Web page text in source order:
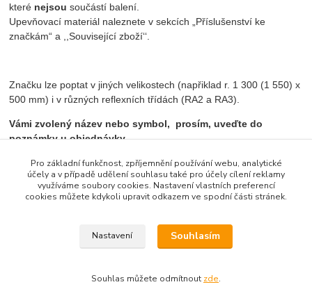
které nejsou součástí balení.
Upevňovací materiál naleznete v sekcích „Příslušenství ke
značkám“ a ,,Související zboží‘‘.
Značku lze poptat v jiných velikostech (napřiklad r. 1 300 (1 550) x
500 mm) i v různých reflexních třídách (RA2 a RA3).
Vámi zvolený název nebo symbol, prosím, uveďte do
poznámky u objednávky.
Zboží zařazeno v kategoriích
Pro základní funkčnost, zpříjemnění používání webu, analytické
účely a v případě udělení souhlasu také pro účely cílení reklamy
využíváme soubory cookies. Nastavení vlastních preferencí
cookies můžete kdykoli upravit odkazem ve spodní části stránek.
Nastavení Souhlasím
Souhlas můžete odmítnout zde.